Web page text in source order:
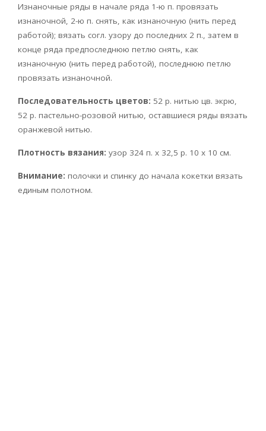
Изнаночные ряды в начале ряда 1-ю п. провязать
изнаночной, 2-ю п. снять, как изнаночную (нить перед
работой); вязать согл. узору до последних 2 п., затем в
конце ряда предпоследнюю петлю снять, как
изнаночную (нить перед работой), последнюю петлю
провязать изнаночной.
Последовательность цветов: 52 р. нитью цв. экрю,
52 р. пастельно-розовой нитью, оставшиеся ряды вязать
оранжевой нитью.
Плотность вязания: узор 324 п. х 32,5 р. 10 x 10 см.
Внимание: полочки и спинку до начала кокетки вязать
единым полотном.